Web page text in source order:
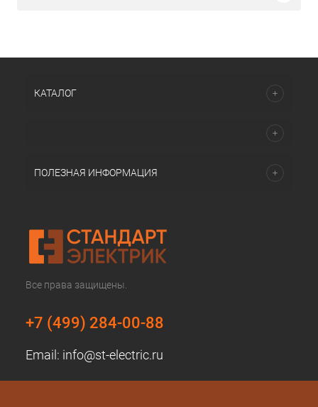
КАТАЛОГ
ПОЛЕЗНАЯ ИНФОРМАЦИЯ
Все права защищены.
+7 (499) 284-00-88
Email: info@st-electric.ru